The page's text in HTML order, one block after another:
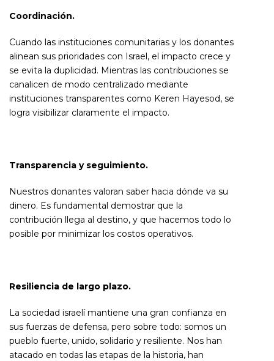
Coordinación.
Cuando las instituciones comunitarias y los donantes
alinean sus prioridades con Israel, el impacto crece y
se evita la duplicidad. Mientras las contribuciones se
canalicen de modo centralizado mediante
instituciones transparentes como Keren Hayesod, se
logra visibilizar claramente el impacto.
Transparencia y seguimiento.
Nuestros donantes valoran saber hacia dónde va su
dinero. Es fundamental demostrar que la
contribución llega al destino, y que hacemos todo lo
posible por minimizar los costos operativos.
Resiliencia de largo plazo.
La sociedad israelí mantiene una gran confianza en
sus fuerzas de defensa, pero sobre todo: somos un
pueblo fuerte, unido, solidario y resiliente. Nos han
atacado en todas las etapas de la historia, han